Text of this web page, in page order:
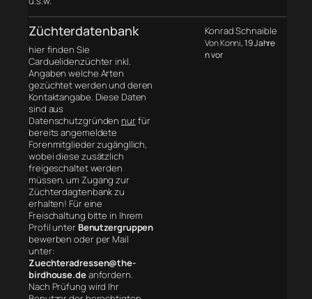
Züchterdatenbank
hier finden Sie
Carduelidenzüchter inkl.
Angaben welche Arten
gezüchtet werden und deren
Kontaktangabe. Diese Daten
sind aus
Datenschutzgründen nurfür
bereits angemeldete
Forenmitglieder zugängllich,
wobei diese zusätzlich
freigeschaltet werden
müssen, um Zugang zur
Züchterdagtenbank zu
erhalten! Für eine
Freischaltung bitte in Ihrem
Profil unter Benutzergruppen
bewerben oder per Mail
unter:
Zuechteradressen@the-
birdhouse.deanfordern.
Nach Prüfung wird Ihr
Konrad Schnaible
Von Konni, 19 Jahre
n vor